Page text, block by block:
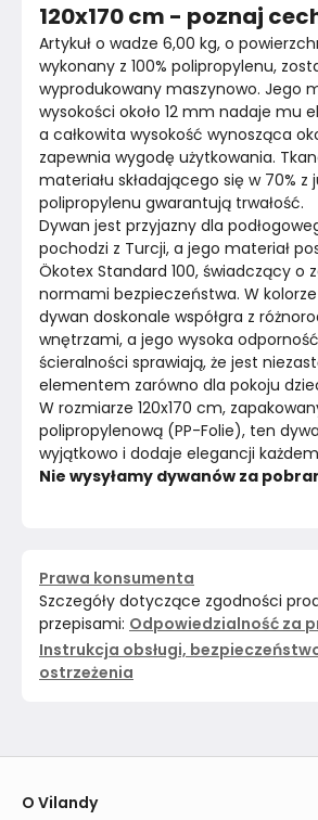
120x170 cm - poznaj
Artykuł o wadze 6,00 kg, o
wykonany z 100% polipropylenu,
wyprodukowany maszynowo. Jego
wysokości około 12 mm nadaje mu
a całkowita wysokość wynosząca
zapewnia wygodę użytkowania.
materiału składającego się w 70% z
polipropylenu gwarantują trwałość.
Dywan jest przyjazny dla
pochodzi z Turcji, a jego materiał
Ökotex Standard 100, świadczący o
normami bezpieczeństwa. W
dywan doskonale współgra z
wnętrzami, a jego wysoka
ścieralności sprawiają, że jest
elementem zarówno dla pokoju
W rozmiarze 120x170 cm,
polipropylenową (PP-Folie), ten
wyjątkowo i dodaje elegancji
Nie wysyłamy dywanów za
Prawa konsumenta
Szczegóły dotyczące zgodności
przepisami: Odpowiedzialność za
Instrukcja obsługi,
ostrzeżenia
O Vilandy